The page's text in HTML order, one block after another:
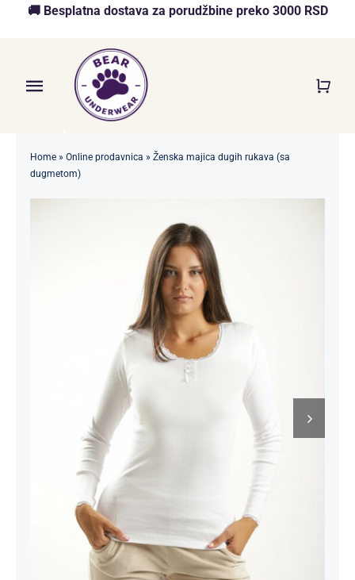
🚚 Besplatna dostava za porudžbine preko 3000 RSD
Toggle
Navigation
Akcija
Home» Online prodavnica » Ženska majica dugih rukava (sa
dugmetom)